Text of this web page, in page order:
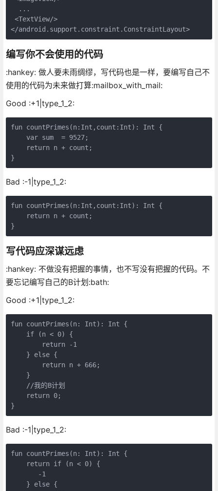
  ...
<TextView/>
</android.support.constraint.ConstraintLayout>
编写你不会使用的代码
:hankey: 做人要未雨绸缪，写代码也是一样，要编写自己不
使用的代码为未来做打算:mailbox_with_mail:
Good :+1|type_1_2:
fun countPrimes(n:Int,count:Int): Int {
    var sum  = 9527;
    return n + count;
Bad :-1|type_1_2:
fun countPrimes(n:Int,count:Int): Int {
    return n + count;
写代码应深谋远虑
:hankey: 不做没有把握的事情，也不写没有把握的代码。不
要忘记编写自己的B计划:bath:
Good :+1|type_1_2:
fun countPrimes(n: Int): Int {
    if (n < 0) {
        return -1
    } else {
        return n + 666;
    }
    //我的B计划
    return 0;
Bad :-1|type_1_2:
fun countPrimes(n: Int): Int {
    return if (n < 0) {
       -1
    } else {